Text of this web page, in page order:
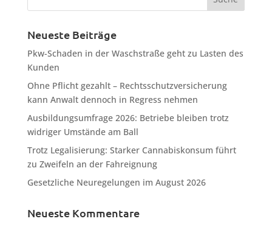
Neueste Beiträge
Pkw-Schaden in der Waschstraße geht zu Lasten des
Kunden
Ohne Pflicht gezahlt – Rechtsschutzversicherung
kann Anwalt dennoch in Regress nehmen
Ausbildungsumfrage 2026: Betriebe bleiben trotz
widriger Umstände am Ball
Trotz Legalisierung: Starker Cannabiskonsum führt
zu Zweifeln an der Fahreignung
Gesetzliche Neuregelungen im August 2026
Neueste Kommentare